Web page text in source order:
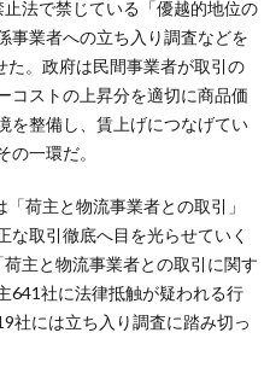
法で禁じている「優越的地位の
事業者への立ち入り調査などを
。政府は民間事業者が取引の
コストの上昇分を適切に商品価
を整備し、賃上げにつなげてい
の一環だ。
荷主と物流事業者との取引」
な取引徹底へ目を光らせていく
主と物流事業者との取引に関す
641社に法律抵触が疑われる行
社には立ち入り調査に踏み切っ